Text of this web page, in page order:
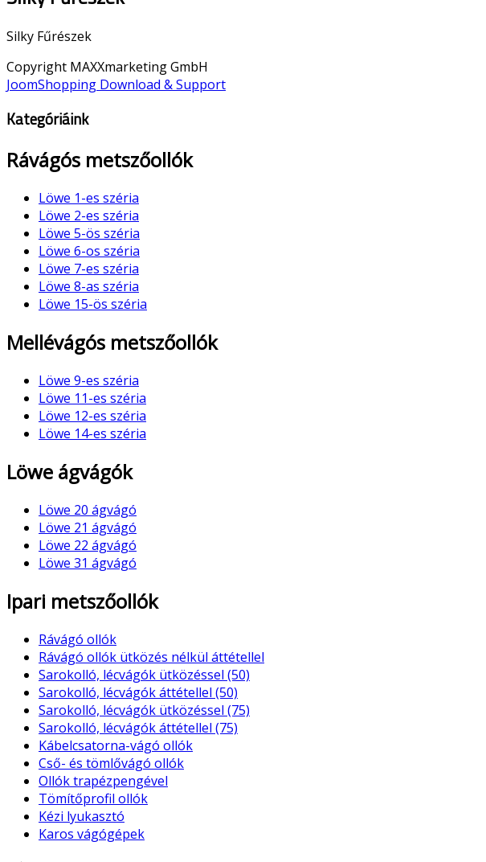
Silky Fűrészek
Copyright MAXXmarketing GmbH
JoomShopping Download & Support
Kategóriáink
Rávágós metszőollók
Löwe 1-es széria
Löwe 2-es széria
Löwe 5-ös széria
Löwe 6-os széria
Löwe 7-es széria
Löwe 8-as széria
Löwe 15-ös széria
Mellévágós metszőollók
Löwe 9-es széria
Löwe 11-es széria
Löwe 12-es széria
Löwe 14-es széria
Löwe ágvágók
Löwe 20 ágvágó
Löwe 21 ágvágó
Löwe 22 ágvágó
Löwe 31 ágvágó
Ipari metszőollók
Rávágó ollók
Rávágó ollók ütközés nélkül áttétellel
Sarokolló, lécvágók ütközéssel (50)
Sarokolló, lécvágók áttétellel (50)
Sarokolló, lécvágók ütközéssel (75)
Sarokolló, lécvágók áttétellel (75)
Kábelcsatorna-vágó ollók
Cső- és tömlővágó ollók
Ollók trapézpengével
Tömítőprofil ollók
Kézi lyukasztó
Karos vágógépek